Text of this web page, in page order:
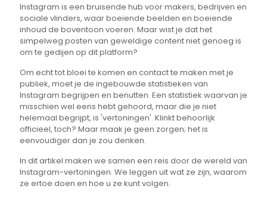
Instagram is een bruisende hub voor makers, bedrijven en
sociale vlinders, waar boeiende beelden en boeiende
inhoud de boventoon voeren. Maar wist je dat het
simpelweg posten van geweldige content niet genoeg is
om te gedijen op dit platform?
Om echt tot bloei te komen en contact te maken met je
publiek, moet je de ingebouwde statistieken van
Instagram begrijpen en benutten. Een statistiek waarvan je
misschien wel eens hebt gehoord, maar die je niet
helemaal begrijpt, is 'vertoningen'. Klinkt behoorlijk
officieel, toch? Maar maak je geen zorgen; het is
eenvoudiger dan je zou denken.
In dit artikel maken we samen een reis door de wereld van
Instagram-vertoningen. We leggen uit wat ze zijn, waarom
ze ertoe doen en hoe u ze kunt volgen.